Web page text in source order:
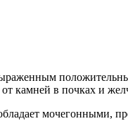
камней в почках и
мочегонными,